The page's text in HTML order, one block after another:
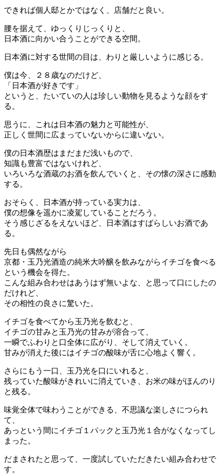
できれば個人邸とかではなく、店舗だと良い。
腰を据えて、ゆっくりじっくりと、
日本酒に向かい合うことができる空間。
日本酒に対する世間の目は、わりと厳しいように感じる。
僕は今、２８歳なのだけど、
「日本酒が好きです」
というと、たいていの人は珍しい動物を見るような顔をす
る。
思うに、これは日本酒の魅力と可能性が、
正しく世間に広まっていないからに違いない。
僕の日本酒歴はまだまだ浅いもので、
知識も豊富ではないけれど、
いろいろな酒蔵のお酒を飲んでいくと、その懐の深さに感動
する。
おそらく、日本酒が持っている実力は、
僕の想像を遥かに凌駕していることだろう。
そう感じざるをえないほど、日本酒はすばらしいお酒であ
る。
先日も偶然ながら
京都・玉乃光酒造の純米大吟醸を飲みながらイチゴを食べる
という機会を得た。
こんな組み合わせはあうはず無いよな、と思って口にしたの
だけれど、
その相性の良さに驚いた。
イチゴを食べてから玉乃光を飲むと、
イチゴの甘みと玉乃光の甘みが溶合って、
一瞬でふわりと口全体に広がり、そして消えていく。
甘みが消えた後にはイチゴの酸味が舌に心地よく響く。
さらにもう一口、玉乃光を口にいれると、
残っていた酸味がきれいに消えていき、お米の味がほんのり
と残る。
味覚全体で味わうことができる、不思議な楽しさにつられ
て、
あっという間にイチゴ１パックと玉乃光１合がなくなってし
まった。
だまされたと思って、一度試していただきたい組み合わせで
す。